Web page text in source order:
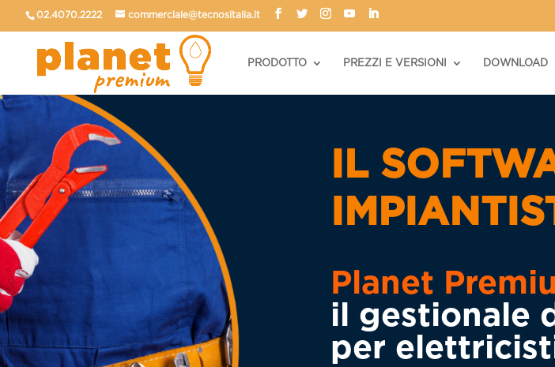
02.4070.2222 commerciale@tecnositalia.it
PRODOTTO PREZZI E VERSIONI DOWNLOAD
IL
Planet
il gestionale
per